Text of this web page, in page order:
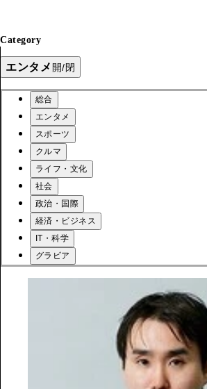
Category
エンタメ開/閉
総合
エンタメ
スポーツ
クルマ
ライフ・文化
社会
政治・国際
経済・ビジネス
IT・科学
グラビア